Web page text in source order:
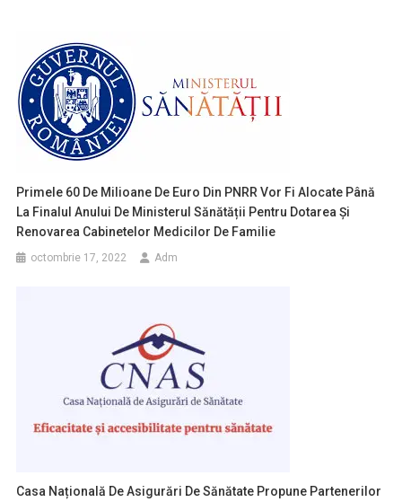
Primele 60 De Milioane De Euro Din PNRR Vor Fi Alocate Până
La Finalul Anului De Ministerul Sănătății Pentru Dotarea Și
Renovarea Cabinetelor Medicilor De Familie
octombrie 17, 2022 Adm
Casa Națională De Asigurări De Sănătate Propune Partenerilor